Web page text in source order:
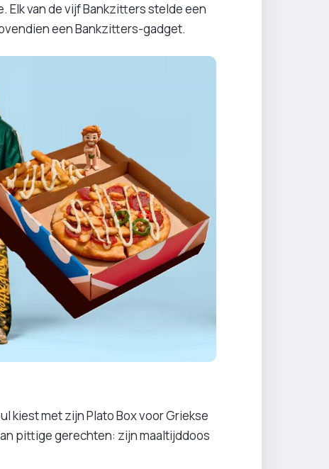
Elk van de vijf Bankzitters stelde een
een Bankzitters-gadget.
kiest met zijn Plato Box voor Griekse
pittige gerechten: zijn maaltijddoos